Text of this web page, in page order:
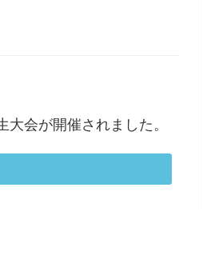
会が開催されました。